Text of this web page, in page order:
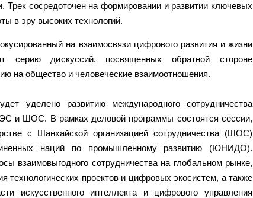
Трек сосредоточен на формировании и развитии ключевых
в эру высоких технологий.
на взаимосвязи цифрового развития и жизни
серию дискуссий, посвященных обратной стороне
на общество и человеческие взаимоотношения.
уделено развитию международного сотрудничества
и ШОС. В рамках деловой программы состоятся сессии,
с Шанхайской организацией сотрудничества (ШОС)
наций по промышленному развитию (ЮНИДО).
взаимовыгодного сотрудничества на глобальном рынке,
технологических проектов и цифровых экосистем, а также
искусственного интеллекта и цифрового управления